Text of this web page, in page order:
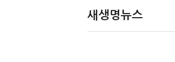
새생명뉴스